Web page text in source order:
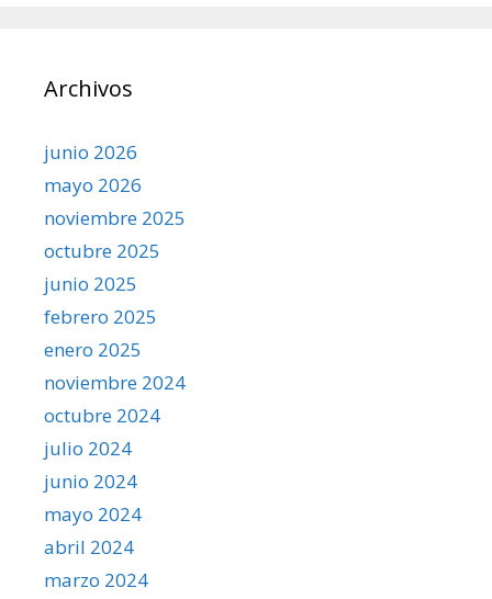
Archivos
junio 2026
mayo 2026
noviembre 2025
octubre 2025
junio 2025
febrero 2025
enero 2025
noviembre 2024
octubre 2024
julio 2024
junio 2024
mayo 2024
abril 2024
marzo 2024